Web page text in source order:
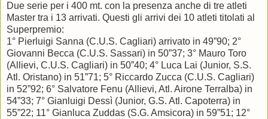
Due serie per i 400 mt. con la presenza anche di tre atleti
Master tra i 13 arrivati. Questi gli arrivi dei 10 atleti titolati al
Superpremio:
1° Pierluigi Sanna (C.U.S. Cagliari) arrivato in 49”90; 2°
Giovanni Becca (C.U.S. Sassari) in 50”37; 3° Mauro Toro
(Allievi, C.U.S. Cagliari) in 50”40; 4° Luca Lai (Junior, S.S.
Atl. Oristano) in 51”71; 5° Riccardo Zucca (C.U.S. Cagliari)
in 52”92; 6° Salvatore Fenu (Allievi, Atl. Airone Terralba) in
54”33; 7° Gianluigi Dessì (Junior, G.S. Atl. Capoterra) in
55”22; 11° Gianluca Zuddas (S.G. Amsicora) in 59”51; 12°